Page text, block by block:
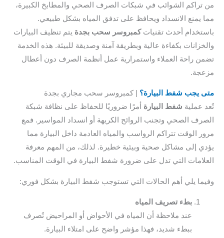
الشوائب في شبكات الصرف الصحي والمطابخ الكبيرة،
يمنع الانسداد ويحافظ على تدفق المياه بشكل طبيعي.
أحدث تقنياتكمبروسر سحب بجدةيتم تنظيف البيارات
بكفاءة عالية وبطريقة آمنة وصديقة للبيئة. هذه الخدمة
راحة العملاء واستمرارية عمل أنظمة الصرف دون أعطال
يجب شفط البيارة؟| كمبروسر سحب مجاري بجدة
عمليةشفط البيارة
أمرًا ضروريًا للحفاظ على نظافة شبكة
الصحي وتجنب الروائح الكريهة أو انسداد المواسير. فمع
الوقت تتراكم الرواسب والمياه العادمة داخل البيارة مما
إلى مشاكل صحية وبيئية خطيرة. لذلك، من المهم معرفة
التي تدل على ضرورة شفط البيارة في الوقت المناسب.
يلي أهم الحالات التي تستوجب شفط البيارة بشكل فوري:
بطء تصريف المياه
عند ملاحظة أن المياه في الأحواض أو المراحيض تُصرف
ببطء شديد، فهذا مؤشر واضح على امتلاء البيارة.